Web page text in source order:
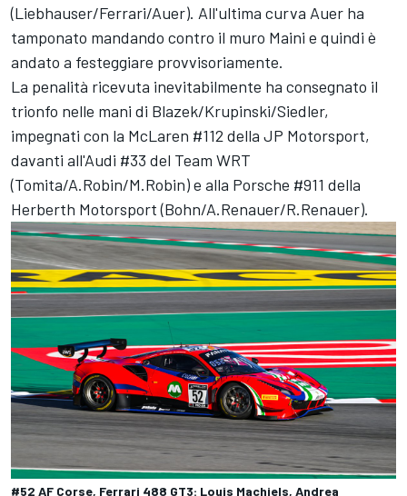
(Liebhauser/Ferrari/Auer). All'ultima curva Auer ha
tamponato mandando contro il muro Maini e quindi è
andato a festeggiare provvisoriamente.
La penalità ricevuta inevitabilmente ha consegnato il
trionfo nelle mani di Blazek/Krupinski/Siedler,
impegnati con la McLaren #112 della JP Motorsport,
davanti all'Audi #33 del Team WRT
(Tomita/A.Robin/M.Robin) e alla Porsche #911 della
Herberth Motorsport (Bohn/A.Renauer/R.Renauer).
#52 AF Corse, Ferrari 488 GT3: Louis Machiels, Andrea